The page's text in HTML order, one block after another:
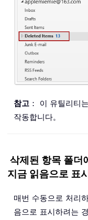
참고 ： 이 유틸리티
작동합니다。
삭제된 항목 폴더
지금 읽음으로 표
매번 수동으로 처리
음으로 표시하려는